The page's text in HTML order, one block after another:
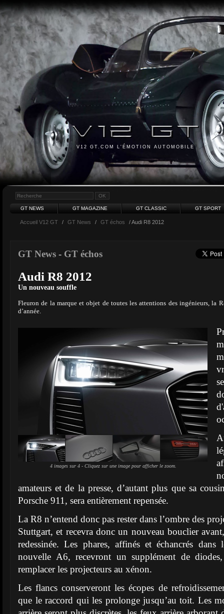
V12 GT.COM L'ÉMOTION AUTOMOBILE
GT NEWS GT MAGAZINE GT CLASSIC GT SPORT
Accueil V12 GT / GT News / GT échos / Audi R8 2012
GT News - GT échos
Audi R8 2012
Un nouveau souffle
Fleuron de la marque et objet de toutes les attentions des ingénieurs, la
d’année.
4 images sur 4 - Cliquez sur une image pour afficher le zoom.
amateurs et de la presse, d’autant plus que sa
Porsche 911, sera entièrement repensée.
La R8 n’entend donc pas rester dans l’ombre des
Stuttgart, et recevra donc un nouveau bouclier
redessinée. Les phares, affinés et échancrés
nouvelle A6, recevront un supplément de
remplacer les projecteurs au xénon.
Les flancs conserveront les écopes de
que le raccord qui les prolonge jusqu’au toit. Les